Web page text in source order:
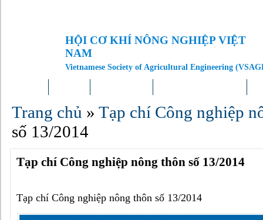
HỘI CƠ KHÍ NÔNG NGHIỆP VIỆT
NAM
Vietnamese Society of Agricultural Engineering
Trang chủ » Tạp chí Công nghiệp
số 13/2014
Tạp chí Công nghiệp nông thôn số 13/2014
Tạp chí Công nghiệp nông thôn số 13/2014